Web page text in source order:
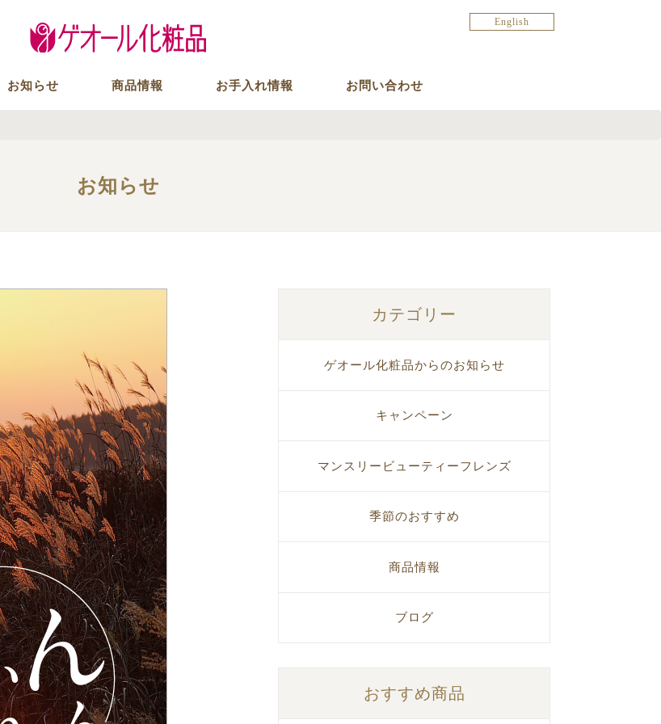
お知らせ 商品情報 お手入れ情報 お問い合わせ
English
お知らせ
カテゴリー
ゲオール化粧品からのお知らせ
キャンペーン
マンスリービューティーフレンズ
季節のおすすめ
商品情報
ブログ
おすすめ商品